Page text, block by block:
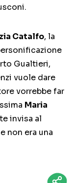
Catalfo, la
Gualtieri,
vuole dare
vorrebbe far
Maria
invisa al
non era una